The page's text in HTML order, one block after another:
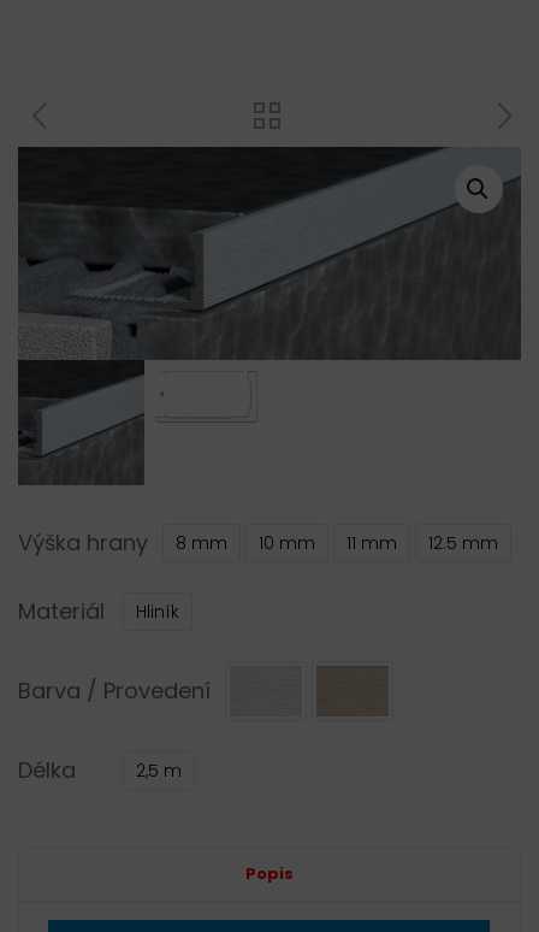
Výška hrany 8 mm 10 mm 11 mm 12.5 mm
Materiál Hliník
Barva / Provedení
Délka 2,5 m
Popis